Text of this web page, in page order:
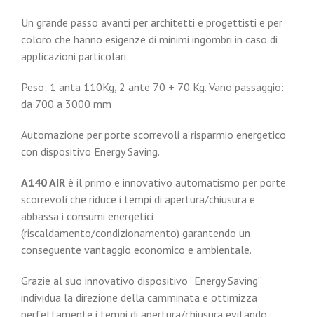
Un grande passo avanti per architetti e progettisti e per
coloro che hanno esigenze di minimi ingombri in caso di
applicazioni particolari
Peso: 1 anta 110Kg, 2 ante 70 + 70 Kg. Vano passaggio:
da 700 a 3000 mm
Automazione per porte scorrevoli a risparmio energetico
con dispositivo Energy Saving.
A140 AIR è il primo e innovativo automatismo per porte
scorrevoli che riduce i tempi di apertura/chiusura e
abbassa i consumi energetici
(riscaldamento/condizionamento) garantendo un
conseguente vantaggio economico e ambientale.
Grazie al suo innovativo dispositivo “Energy Saving”
individua la direzione della camminata e ottimizza